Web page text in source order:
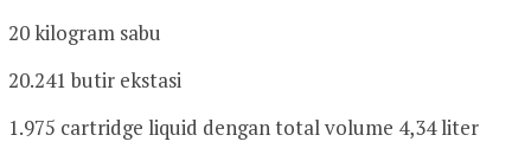
20 kilogram sabu
20.241 butir ekstasi
1.975 cartridge liquid dengan total volume 4,34 liter